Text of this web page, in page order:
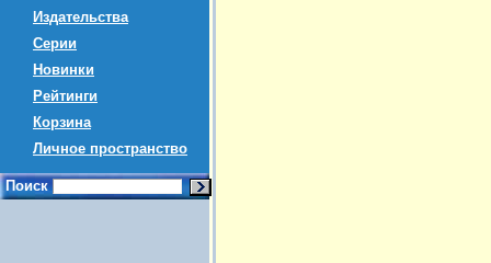
Издательства
Серии
Новинки
Рейтинги
Корзина
Личное пространство
Поиск